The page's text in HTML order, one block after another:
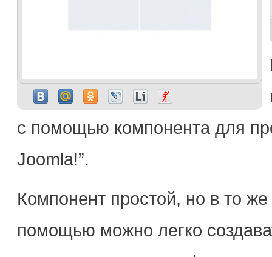
с помощью компонента для
Joomla!”.
Компонент простой, но в то
помощью можно легко